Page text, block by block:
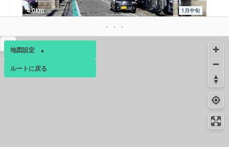
1月中旬
4.0km
地図設定 ▴
ベース ▴
ルートに戻る